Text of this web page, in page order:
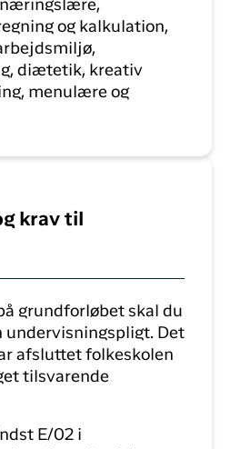
og kalkulation,
diætetik, kreativ
menulære og
krav til
grundforløbet skal du
undervisningspligt. Det
afsluttet folkeskolen
tilsvarende
E/02 i